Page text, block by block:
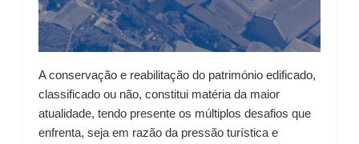
A conservação e reabilitação do património edificado,
classificado ou não, constitui matéria da maior
atualidade, tendo presente os múltiplos desafios que
enfrenta, seja em razão da pressão turística e